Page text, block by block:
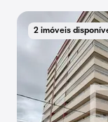
2 imóveis